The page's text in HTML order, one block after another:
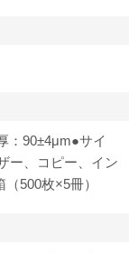
：90±4μm●サイ
ー、コピー、イン
500枚×5冊）